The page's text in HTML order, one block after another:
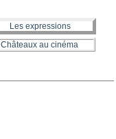
Les expressions
Châteaux au cinéma